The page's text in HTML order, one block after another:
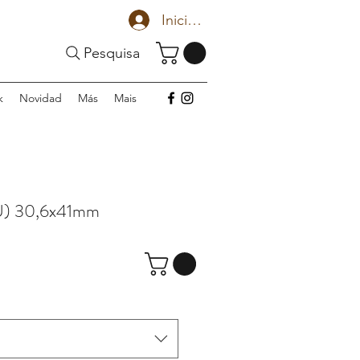
Iniciar sesión
Pesquisa
Novidad Más Mais
30,6x41mm